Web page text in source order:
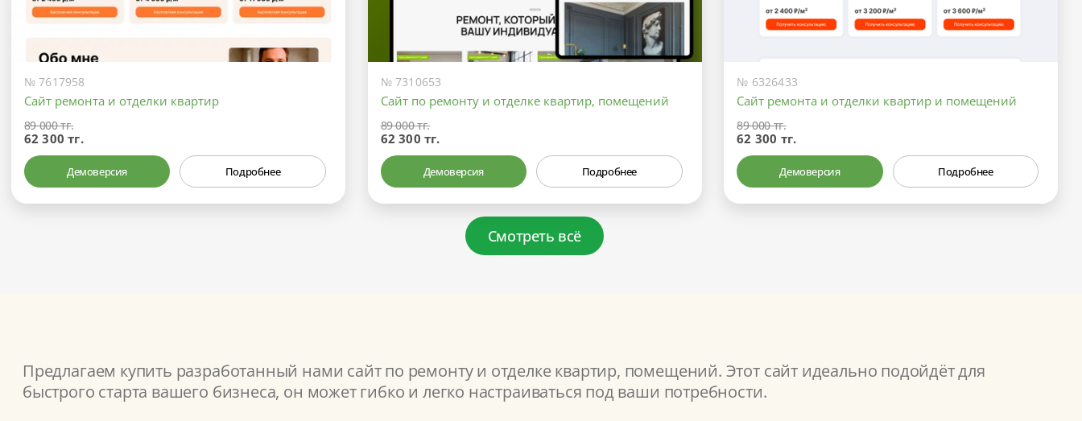
№ 7617958
Сайт ремонта и отделки квартир
89 000 тг.
62 300 тг.
Демоверсия Подробнее
№ 7310653
Сайт по ремонту и отделке квартир, помещений
89 000 тг.
62 300 тг.
Демоверсия Подробнее
№ 6326433
Сайт ремонта и отделки квартир и помещений
89 000 тг.
62 300 тг.
Демоверсия Подробнее
Смотреть всё
Предлагаем купить разработанный нами сайт по ремонту и отделке квартир, помещений. Этот сайт идеально подойдёт для
быстрого старта вашего бизнеса, он может гибко и легко настраиваться под ваши потребности.